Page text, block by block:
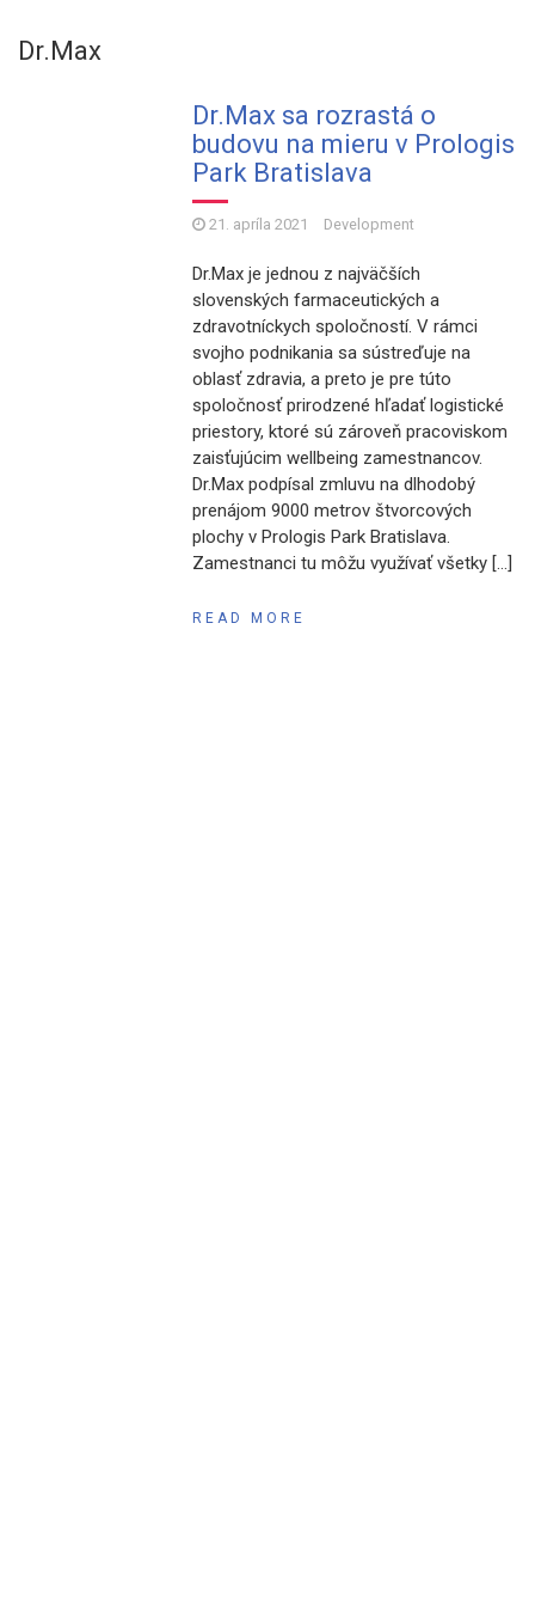
Dr.Max
Dr.Max sa rozrastá o
budovu na mieru v Prologis
Park Bratislava
21. apríla 2021 Development
Dr.Max je jednou z najväčších
slovenských farmaceutických a
zdravotníckych spoločností. V rámci
svojho podnikania sa sústreďuje na
oblasť zdravia, a preto je pre túto
spoločnosť prirodzené hľadať logistické
priestory, ktoré sú zároveň pracoviskom
zaisťujúcim wellbeing zamestnancov.
Dr.Max podpísal zmluvu na dlhodobý
prenájom 9000 metrov štvorcových
plochy v Prologis Park Bratislava.
Zamestnanci tu môžu využívať všetky […]
READ MORE